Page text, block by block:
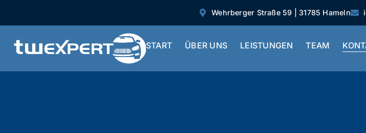
Wehrberger Straße 59 | 31785 Hameln
START ÜBER UNS LEISTUNGEN TEAM